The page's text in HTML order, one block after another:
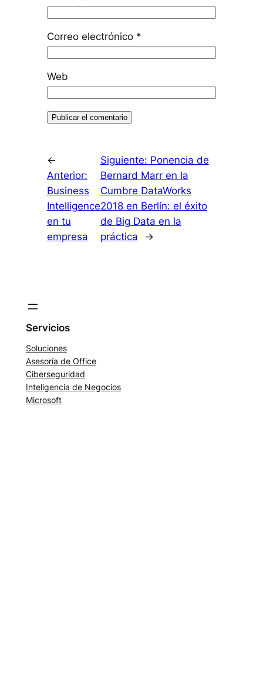
Correo electrónico *
Web
←
Anterior:
Business
Intelligence
en tu
empresa
Siguiente: Ponencia de
Bernard Marr en la
Cumbre DataWorks
2018 en Berlín: el éxito
de Big Data en la
práctica
→
Servicios
Soluciones
Asesoría de Office
Ciberseguridad
Inteligencia de Negocios
Microsoft